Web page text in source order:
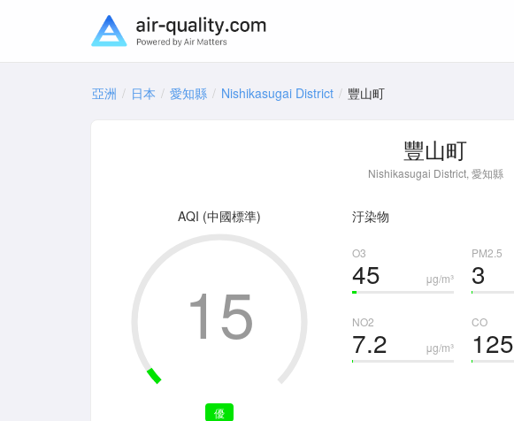
亞洲 日本 愛知縣 Nishikasugai District 豐山町
豐山町
Nishikasugai District, 愛知縣
AQI (中國標準)
優
15
汙染物
O3
μg/m³
45
PM2.5
3
NO2
μg/m³
7.2
CO
125